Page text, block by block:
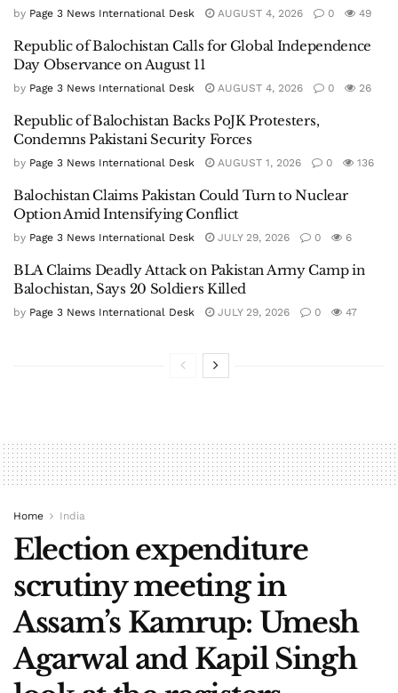
by Page 3 News International Desk AUGUST 4, 2026 0 49
Republic of Balochistan Calls for Global Independence
Day Observance on August 11
by Page 3 News International Desk AUGUST 4, 2026 0 26
Republic of Balochistan Backs PoJK Protesters,
Condemns Pakistani Security Forces
by Page 3 News International Desk AUGUST 1, 2026 0 136
Balochistan Claims Pakistan Could Turn to Nuclear
Option Amid Intensifying Conflict
by Page 3 News International Desk JULY 29, 2026 0 6
BLA Claims Deadly Attack on Pakistan Army Camp in
Balochistan, Says 20 Soldiers Killed
by Page 3 News International Desk JULY 29, 2026 0 47
Home India
Election expenditure
scrutiny meeting in
Assam’s Kamrup: Umesh
Agarwal and Kapil Singh